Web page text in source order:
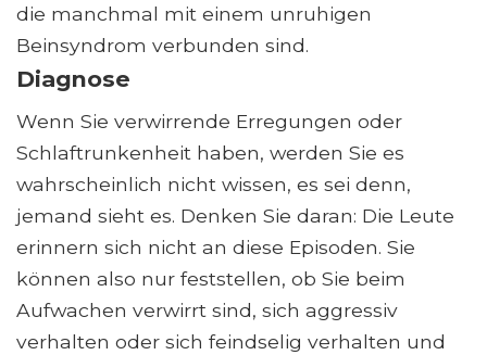
die manchmal mit einem unruhigen
Beinsyndrom verbunden sind.
Diagnose
Wenn Sie verwirrende Erregungen oder
Schlaftrunkenheit haben, werden Sie es
wahrscheinlich nicht wissen, es sei denn,
jemand sieht es. Denken Sie daran: Die Leute
erinnern sich nicht an diese Episoden. Sie
können also nur feststellen, ob Sie beim
Aufwachen verwirrt sind, sich aggressiv
verhalten oder sich feindselig verhalten und